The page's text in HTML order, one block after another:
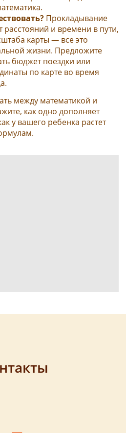
Прокладывание
расстояний и времени в пути,
карты — все это
жизни. Предложите
бюджет поездки или
по карте во время
между математикой и
как одно дополняет
у вашего ребенка растет